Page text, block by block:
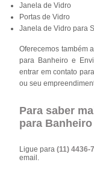
Janela de Vidro
Portas de Vidro
Janela de Vidro para
Oferecemos também
para Banheiro e
entrar em contato
ou seu
Para saber
para
Ligue para(11) 4436-
email.